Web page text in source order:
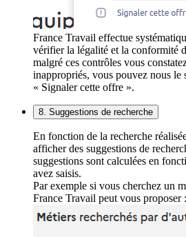
France Travail effectue
vérifier la légalité et la conformité
malgré ces contrôles vous
inappropriés, vous pouvez nous le
« Signaler cette offre ».
8. Suggestions de recherche
En fonction de la recherche
afficher des suggestions de
suggestions sont calculées en
avez saisis.
Par exemple si vous cherchez un
France Travail peut vous proposer :